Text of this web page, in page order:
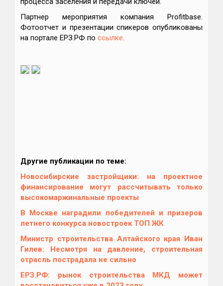
Партнер мероприятия компания Profitbase.
Фотоотчет и презентации спикеров опубликованы
на портале ЕРЗ.РФ по ссылке.
Другие публикации по теме:
Новосибирские застройщики: на проектное
финансирование могут рассчитывать только
высокомаржинальные проекты
В Москве наградили победителей и призеров
летнего конкурса новостроек ТОП ЖК
Министр строительства Алтайского края Иван
Гилев: Несмотря на давление, строительная
отрасль пострадала не сильно
ЕРЗ.РФ: рынок строительства МКД может